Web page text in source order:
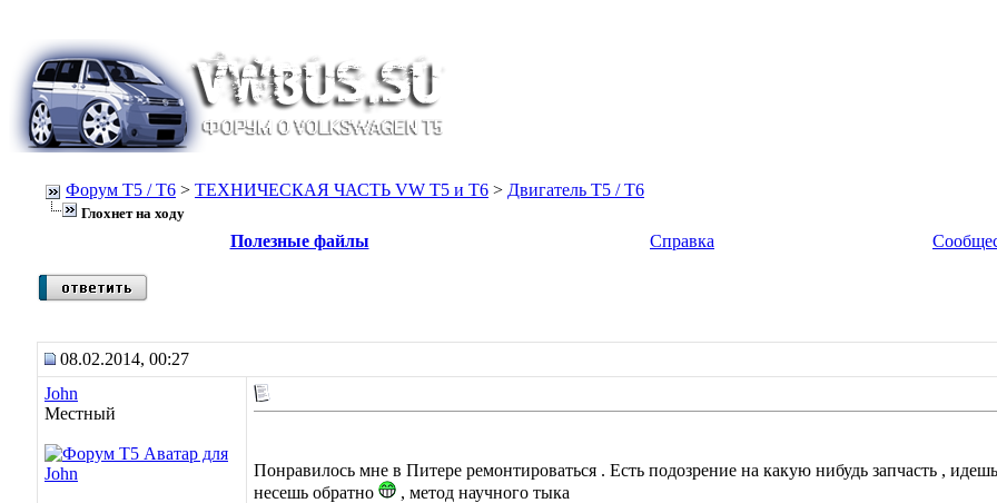
Форум Т5 / T6 > ТЕХНИЧЕСКАЯ ЧАСТЬ VW T5 и T6 > Двигатель Т5 / T6
Глохнет на ходу
Полезные файлы
Справка
08.02.2014, 00:27
John
Местный
Понравилось мне в Питере ремонтироваться . Есть подозрение на какую нибудь запчасть ,
несешь обратно
, метод научного тыка